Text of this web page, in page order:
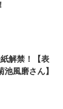
解禁！【表
風磨さん】